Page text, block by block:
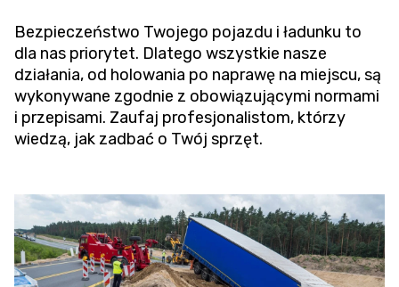
Bezpieczeństwo Twojego pojazdu i ładunku to
dla nas priorytet. Dlatego wszystkie nasze
działania, od holowania po naprawę na miejscu, są
wykonywane zgodnie z obowiązującymi normami
i przepisami. Zaufaj profesjonalistom, którzy
wiedzą, jak zadbać o Twój sprzęt.